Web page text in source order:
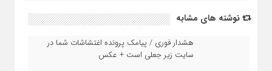
نوشته های مشابه
هشدار فوری / پیامک پرونده اغتشاشات شما در
سایت زیر جعلی است + عکس